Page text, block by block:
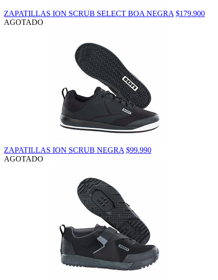
ZAPATILLAS ION SCRUB SELECT BOA NEGRA $179.900
AGOTADO
ZAPATILLAS ION SCRUB NEGRA $99.990
AGOTADO